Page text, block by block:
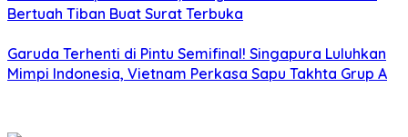
Bertuah Tiban Buat Surat Terbuka
Garuda Terhenti di Pintu Semifinal! Singapura Luluhkan
Mimpi Indonesia, Vietnam Perkasa Sapu Takhta Grup A